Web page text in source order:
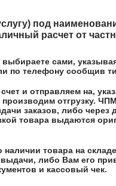
под
расчет от
выбираете сами,
по телефону сообщив
и отправляем на,
отгрузку. ЧПМ
заказов, либо через
товара выдаются
товара на
выдачи, либо Вам его
и кассовый чек.